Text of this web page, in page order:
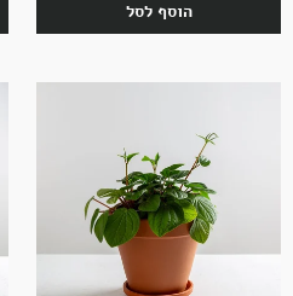
הוסף לסל